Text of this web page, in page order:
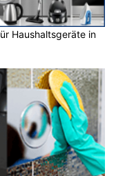
Haushaltsgeräte in